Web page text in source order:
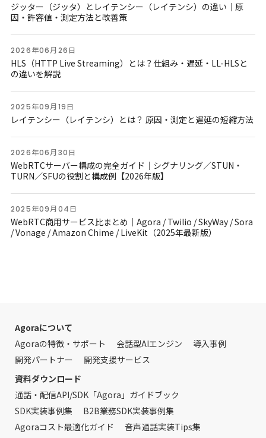
ジッター（ジッタ）とレイテンシー（レイテンシ）の違い｜原
因・許容値・測定方法と改善策
2026年06月26日
HLS（HTTP Live Streaming）とは？仕組み・遅延・LL-HLSと
の違いを解説
2025年09月19日
レイテンシー（レイテンシ）とは？ 原因・測定と遅延の短縮方法
2026年06月30日
WebRTCサーバー構成の完全ガイド｜シグナリング／STUN・
TURN／SFUの役割と構成例【2026年版】
2025年09月04日
WebRTC商用サービス比まとめ｜Agora / Twilio / SkyWay / Sora
/ Vonage / Amazon Chime / LiveKit（2025年最新版）
Agoraについて
Agoraの特徴・サポート
会話型AIエンジン
導入事例
開発パートナー
開発支援サービス
資料ダウンロード
通話・配信API/SDK「Agora」ガイドブック
SDK実装事例集
B2B業務SDK実装事例集
Agoraコスト最適化ガイド
音声通話実装Tips集